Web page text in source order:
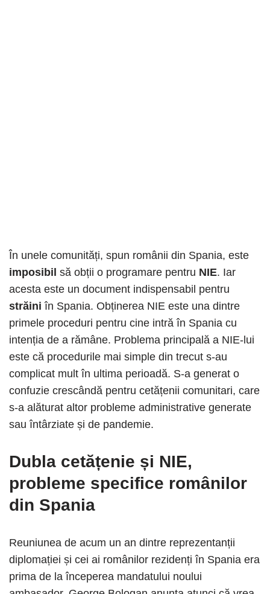
În unele comunități, spun românii din Spania, este
imposibil să obții o programare pentru NIE. Iar
acesta este un document indispensabil pentru
străini în Spania. Obținerea NIE este una dintre
primele proceduri pentru cine intră în Spania cu
intenția de a rămâne. Problema principală a NIE-lui
este că procedurile mai simple din trecut s-au
complicat mult în ultima perioadă. S-a generat o
confuzie crescândă pentru cetățenii comunitari, care
s-a alăturat altor probleme administrative generate
sau întârziate și de pandemie.
Dubla cetățenie și NIE,
probleme specifice românilor
din Spania
Reuniunea de acum un an dintre reprezentanții
diplomației și cei ai românilor rezidenți în Spania era
prima de la începerea mandatului noului